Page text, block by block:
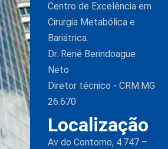
Centro de Excelência em
Cirurgia Metabólica e
Bariátrica.
Dr. René Berindoague
Neto
Diretor técnico - CRM.MG
26.670
Localização
Av do Contorno, 4.747 –